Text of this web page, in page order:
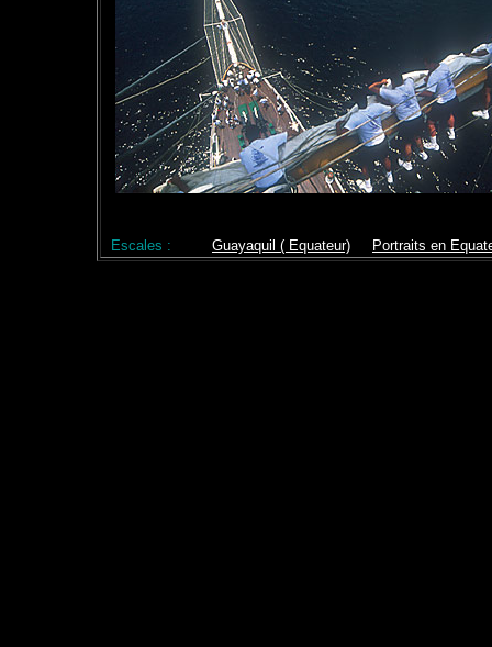
Escales : Guayaquil ( Equateur) Portraits en